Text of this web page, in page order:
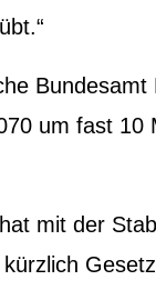
um fast 10
mit der